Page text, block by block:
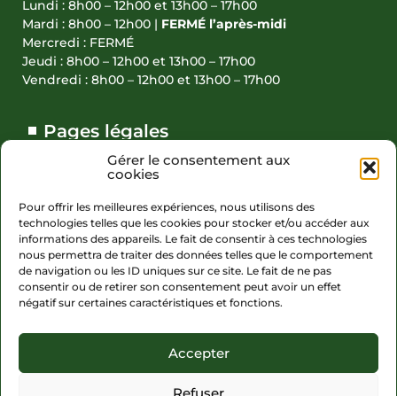
Gérer le consentement aux
cookies
Pour offrir les meilleures expériences, nous utilisons des
technologies telles que les cookies pour stocker et/ou accéder aux
informations des appareils. Le fait de consentir à ces technologies
nous permettra de traiter des données telles que le comportement
de navigation ou les ID uniques sur ce site. Le fait de ne pas
consentir ou de retirer son consentement peut avoir un effet
négatif sur certaines caractéristiques et fonctions.
Accepter
Refuser
Lundi : 8h00 – 12h00 et 13h00 – 17h00
Mardi : 8h00 – 12h00 | FERMÉ l’après-midi
Mercredi : FERMÉ
Jeudi : 8h00 – 12h00 et 13h00 – 17h00
Vendredi : 8h00 – 12h00 et 13h00 – 17h00
Pages légales
Accessibilité (partiellement conforme)
Plan du site
Politique de confidentialité
Mentions légales